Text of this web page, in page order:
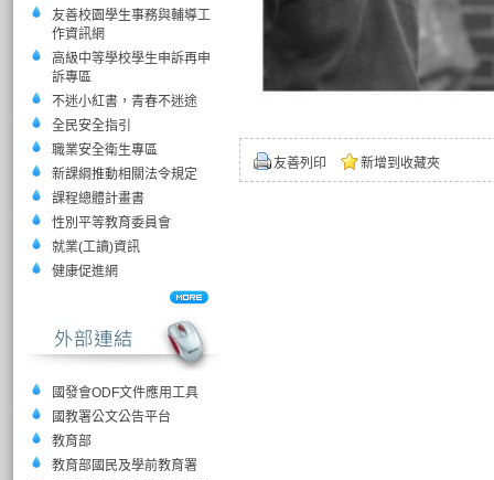
友善校園學生事務與輔導工
作資訊網
高級中等學校學生申訴再申
訴專區
不迷小紅書，青春不迷途
全民安全指引
職業安全衛生專區
新課綱推動相關法令規定
課程總體計畫書
性別平等教育委員會
就業(工讀)資訊
健康促進網
國發會ODF文件應用工具
國教署公文公告平台
教育部
教育部國民及學前教育署
友善列印 新增到收藏夾